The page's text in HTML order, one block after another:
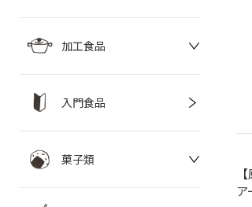
加工食品
入門食品
菓子類